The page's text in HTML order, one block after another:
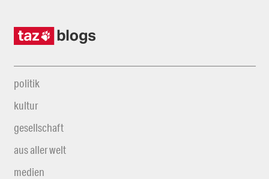
politik
kultur
gesellschaft
aus aller welt
medien